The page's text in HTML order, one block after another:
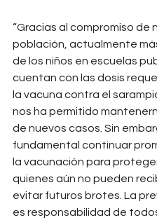
“Gracias al compromiso de
población, actualmente
de los niños en escuelas
cuentan con las dosis
la vacuna contra el
nos ha permitido
de nuevos casos. Sin
fundamental continuar
la vacunación para
quienes aún no pueden
evitar futuros brotes. La
es responsabilidad de